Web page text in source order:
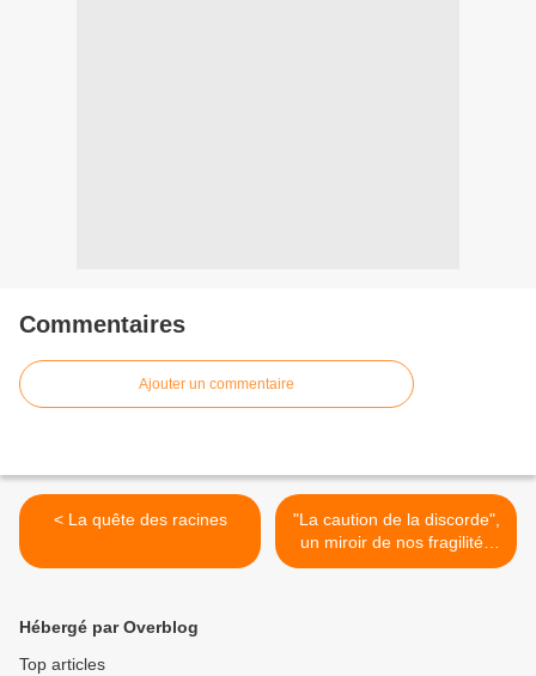
Commentaires
Ajouter un commentaire
< La quête des racines
"La caution de la discorde",
un miroir de nos fragilités
humaines >
Hébergé par Overblog
Top articles